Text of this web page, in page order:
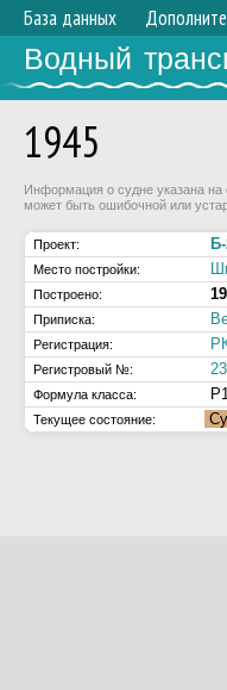
База данных
Водный
1945
Информация о судне указана на
может быть ошибочной или
Проект:
Место постройки:
Построено:
Приписка:
Регистрация:
Регистровый №:
Формула класса:
Текущее состояние: